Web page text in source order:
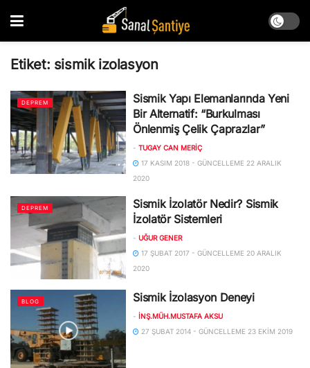
Etiket: sismik izolasyon
DEPREM
Sismik Yapı Elemanlarında Yeni
Bir Alternatif: “Burkulması
Önlenmiş Çelik Çaprazlar”
- TUGAY CAN MERİÇ
17 KASIM 2018 - GÜNCELLEME 22 ARALIK
2020
DEPREM
Sismik İzolatör Nedir? Sismik
İzolatör Sistemleri
- UĞUR GENER
17 ŞUBAT 2017 - GÜNCELLEME 20 ARALIK
2020
BLOG Sismik İzolasyon Deneyi
- İNŞ.MÜH.MUSTAFA AKSU
27 ŞUBAT 2014 - GÜNCELLEME 23 EKIM 2019